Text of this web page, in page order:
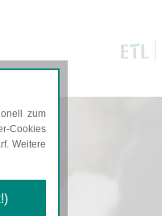
zum
Cookies
Weitere